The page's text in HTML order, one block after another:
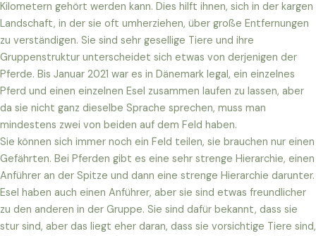
Kilometern gehört werden kann. Dies hilft ihnen, sich in der kargen
Landschaft, in der sie oft umherziehen, über große Entfernungen
zu verständigen. Sie sind sehr gesellige Tiere und ihre
Gruppenstruktur unterscheidet sich etwas von derjenigen der
Pferde. Bis Januar 2021 war es in Dänemark legal, ein einzelnes
Pferd und einen einzelnen Esel zusammen laufen zu lassen, aber
da sie nicht ganz dieselbe Sprache sprechen, muss man
mindestens zwei von beiden auf dem Feld haben.
Sie können sich immer noch ein Feld teilen, sie brauchen nur einen
Gefährten. Bei Pferden gibt es eine sehr strenge Hierarchie, einen
Anführer an der Spitze und dann eine strenge Hierarchie darunter.
Esel haben auch einen Anführer, aber sie sind etwas freundlicher
zu den anderen in der Gruppe. Sie sind dafür bekannt, dass sie
stur sind, aber das liegt eher daran, dass sie vorsichtige Tiere sind,